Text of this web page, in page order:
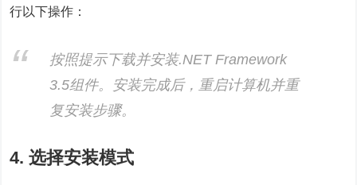
行以下操作：
按照提示下载并安装.NET Framework
3.5组件。安装完成后，重启计算机并重
复安装步骤。
4. 选择安装模式